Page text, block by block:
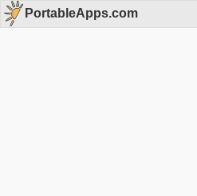
PortableApps.com